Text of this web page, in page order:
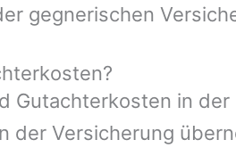
gegnerischen
in
Versicherung